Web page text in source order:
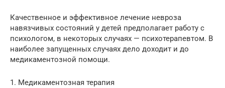
Качественное и эффективное лечение невроза
навязчивых состояний у детей предполагает работу с
психологом, в некоторых случаях — психотерапевтом. В
наиболее запущенных случаях дело доходит и до
медикаментозной помощи.
1. Медикаментозная терапия